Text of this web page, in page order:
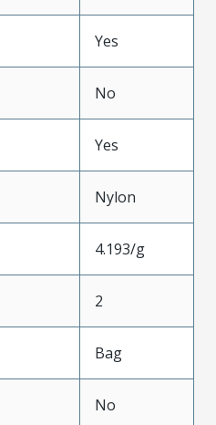
Yes
No
Yes
Nylon
4.193/g
2
Bag
No